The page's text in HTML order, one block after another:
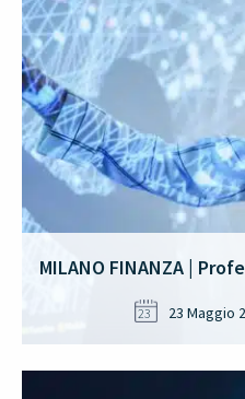
MILANO FINANZA |
23 23 Maggio